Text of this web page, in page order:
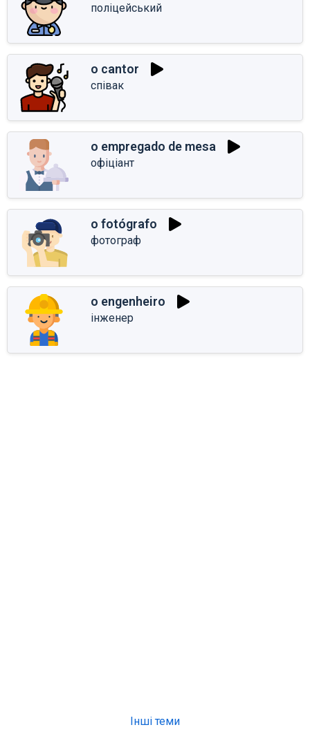
поліцейський
o cantor
співак
o empregado de mesa
офіціант
o fotógrafo
фотограф
o engenheiro
інженер
Інші теми